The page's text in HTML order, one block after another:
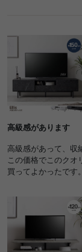
高級感があります
高級感があって、収
この価格でこのクオ
買ってよかったです。